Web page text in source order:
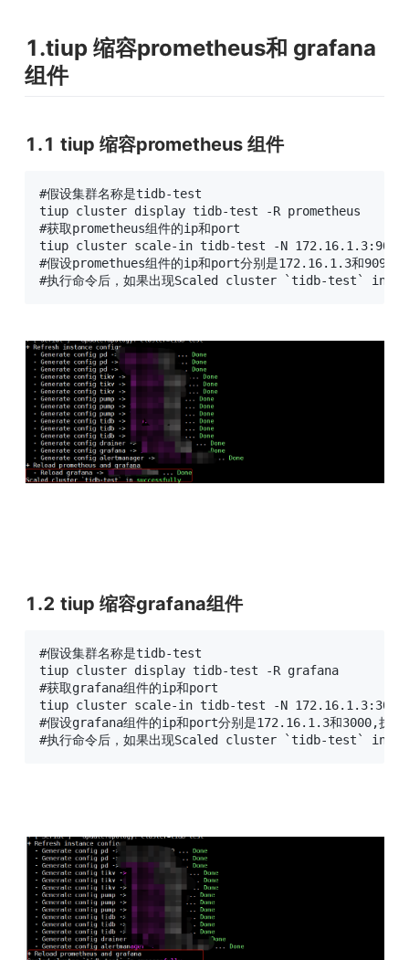
1.tiup 缩容prometheus和 grafana
组件
1.1 tiup 缩容prometheus 组件
#假设集群名称是tidb-test
tiup cluster display tidb-test -R prometheus
#获取prometheus组件的ip和port
tiup cluster scale-in tidb-test -N 172.16.1.3:9091
#假设promethues组件的ip和port分别是172.16.1.3和9091,
#执行命令后，如果出现Scaled cluster `tidb-test` in
1.2 tiup 缩容grafana组件
#假设集群名称是tidb-test
tiup cluster display tidb-test -R grafana
#获取grafana组件的ip和port
tiup cluster scale-in tidb-test -N 172.16.1.3:3000
#假设grafana组件的ip和port分别是172.16.1.3和3000,执
#执行命令后，如果出现Scaled cluster `tidb-test` in